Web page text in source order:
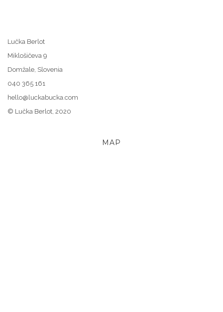
Lučka Berlot
Miklošičeva 9
Domžale, Slovenia
040 365 161
hello@luckabucka.com
© Lučka Berlot, 2020
MAP